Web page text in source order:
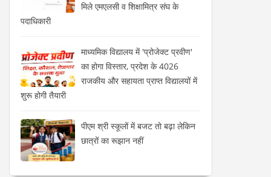
मिले एमएलसी व शिक्षामित्र संघ के
पदाधिकारी
माध्यमिक विद्यालय में 'प्रोजेक्ट प्रवीण'
का होगा विस्तार, प्रदेश के 4026
राजकीय और सहायता प्राप्त विद्यालयों में
शुरू होगी तैयारी
पीएम श्री स्कूलों में बजट तो बढ़ा लेकिन
छात्रों का रूझान नहीं